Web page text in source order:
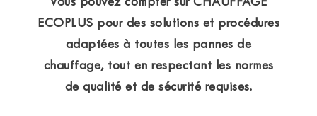
ECOPLUS pour des solutions et procédures
adaptées à toutes les pannes de
chauffage, tout en respectant les normes
de qualité et de sécurité requises.